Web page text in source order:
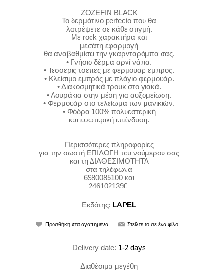
ZOZEFIN BLACK
Το δερμάτινο perfecto που θα
λατρέψετε σε κάθε στιγμή.
Με rock χαρακτήρα και
μεσάτη εφαρμογή
θα αναβαθμίσει την γκαρνταρόμπα σας.
• Γνήσιο δέρμα αρνί νάπα.
• Τέσσερις τσέπες με φερμουάρ εμπρός.
• Κλείσιμο εμπρός με πλάγιο φερμουάρ.
• Διακοσμητικά τρουκ στο γιακά.
• Λουράκια στην μέση για αυξομείωση.
• Φερμουάρ στο τελείωμα των μανικιών.
• Φόδρα 100% πολυεστερική
και εσωτερική επένδυση.
Περισσότερες πληροφορίες
για την σωστή ΕΠΙΛΟΓΗ του νούμερου σας
και τη ΔΙΑΘΕΣΙΜΟΤΗΤΑ
στα τηλέφωνα
6980085100 και
2461021390.
Εκδότης: LAPEL
Delivery date: 1-2 days
Διαθέσιμα μεγέθη